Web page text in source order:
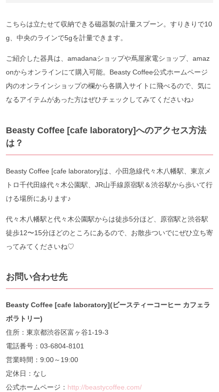
こちらは立たせて収納できる磁器製の計量スプーン。すりきりで10
g、中央のラインで5gを計量できます。
ご紹介した器具は、amadanaショップや蔦屋家電ショップ、amaz
onからオンラインにて購入可能。Beasty Coffee公式ホームページ
内のオンラインショップの欄から各購入サイトに飛べるので、気に
なるアイテムがあった方はぜひチェックしてみてくださいね♪
Beasty Coffee [cafe laboratory]へのアクセス方法
は？
Beasty Coffee [cafe laboratory]は、小田急線代々木八幡駅、東京メ
トロ千代田線代々木公園駅、JR山手線原宿駅＆渋谷駅から歩いて行
ける場所にあります♪
代々木八幡駅と代々木公園駅からは徒歩5分ほど、原宿駅と渋谷駅
徒歩12〜15分ほどのところにあるので、お散歩ついでにぜひ立ち寄
ってみてくださいね♡
お問い合わせ先
Beasty Coffee [cafe laboratory](ビースティーコーヒー カフェラ
ボラトリー)
住所：東京都渋谷区富ヶ谷1-19-3
電話番号：03-6804-8101
営業時間：9:00～19:00
定休日：なし
公式ホームページ： http://beastycoffee.com/